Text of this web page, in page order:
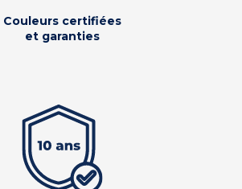
Couleurs certifiées
et garanties